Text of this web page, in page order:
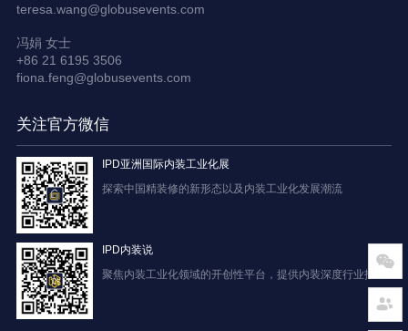
teresa.wang@globusevents.com
冯娟 女士
+86 21 6195 3506
fiona.feng@globusevents.com
关注官方微信
IPD亚洲国际内装工业化展
探索中国精装修的新形态以及内装工业化发展潮流
IPD内装说
聚焦内装工业化领域的开创性平台，提供内装深度行业报道